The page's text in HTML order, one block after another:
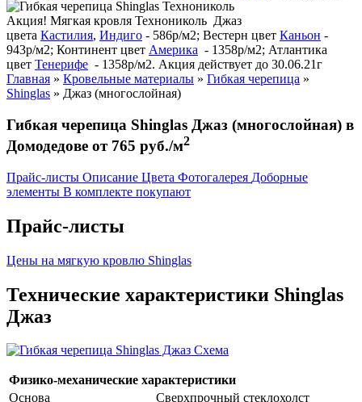
Акция! Мягкая кровля Технониколь Джаз
цвета Кастилия, Индиго - 586р/м2; Вестерн цвет Каньон -
943р/м2; Континент цвет Америка - 1358р/м2; Атлантика
цвет Тенерифе - 1358р/м2. Акция действует до 30.06.21г
Главная » Кровельные материалы » Гибкая черепица »
Shinglas » Джаз (многослойная)
Гибкая черепица Shinglas Джаз (многослойная) в
Домодедове от 765 руб./м2
Прайс-листы Описание Цвета Фотогалерея Доборные
элементы В комплекте покупают
Прайс-листы
Цены на мягкую кровлю Shinglas
Технические характеристики Shinglas
Джаз
Физико-механические характеристики
Основа
Сверхпрочный стеклохолст